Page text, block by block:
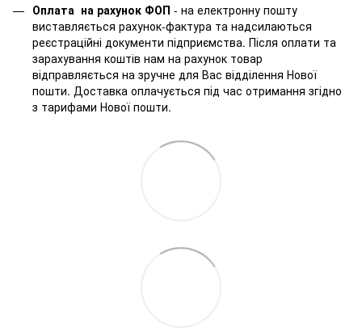
Оплата на рахунок ФОП - на електронну пошту
виставляється рахунок-фактура та надсилаються
реєстраційні документи підприємства. Після оплати та
зарахування коштів нам на рахунок товар
відправляється на зручне для Вас відділення Нової
пошти. Доставка оплачується під час отримання згідно
з тарифами Нової пошти.